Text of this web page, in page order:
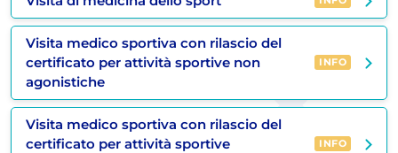
Visita medico sportiva con rilascio del
certificato per attività sportive non
agonistiche
INFO
Visita medico sportiva con rilascio del
certificato per attività sportive
INFO